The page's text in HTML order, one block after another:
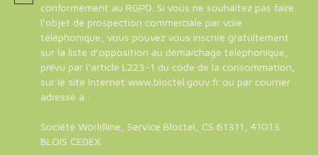
conformément au RGPD. Si vous ne souhaitez pas faire
l'objet de prospection commerciale par voie
téléphonique, vous pouvez vous inscrire gratuitement
sur la liste d'opposition au démarchage téléphonique,
prévu par l'article L223-1 du code de la consommation,
sur le site Internet www.bloctel.gouv.fr ou par courrier
adressé à :
Société Worldline, Service Bloctel, CS 61311, 41013
BLOIS CEDEX.